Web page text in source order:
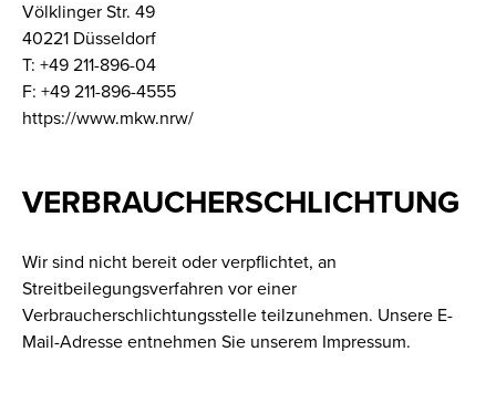
Völklinger Str. 49
40221 Düsseldorf
T: +49 211-896-04
F: +49 211-896-4555
https://www.mkw.nrw/
VERBRAUCHERSCHLICHTUNG
Wir sind nicht bereit oder verpflichtet, an
Streitbeilegungsverfahren vor einer
Verbraucherschlichtungsstelle teilzunehmen. Unsere E-
Mail-Adresse entnehmen Sie unserem Impressum.